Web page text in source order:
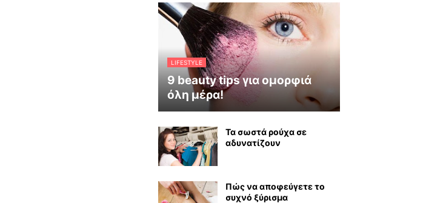
LIFESTYLE
9 beauty tips για ομορφιά
όλη μέρα!
Τα σωστά ρούχα σε
αδυνατίζουν
Πώς να αποφεύγετε το
συχνό ξύρισμα